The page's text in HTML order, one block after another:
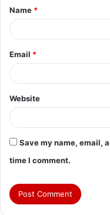
*
Name *
Email *
Website
Save my name, email,
time I comment.